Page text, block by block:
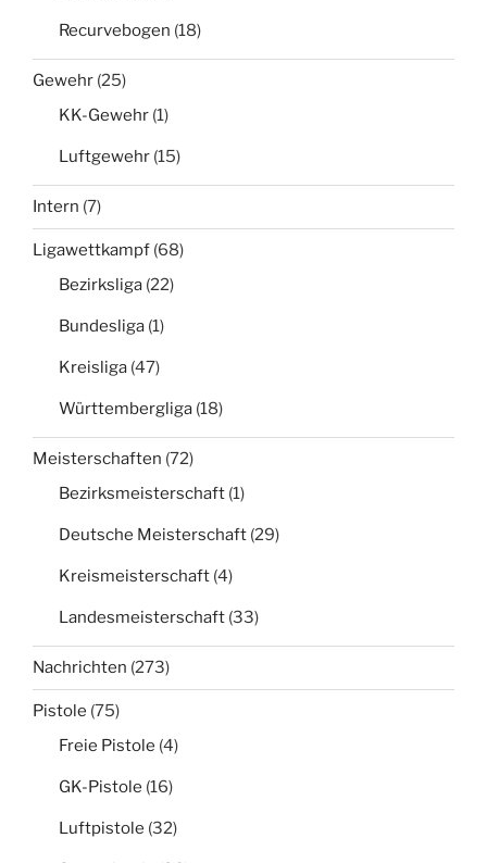
Recurvebogen (18)
Gewehr (25)
KK-Gewehr (1)
Luftgewehr (15)
Intern (7)
Ligawettkampf (68)
Bezirksliga (22)
Bundesliga (1)
Kreisliga (47)
Württembergliga (18)
Meisterschaften (72)
Bezirksmeisterschaft (1)
Deutsche Meisterschaft (29)
Kreismeisterschaft (4)
Landesmeisterschaft (33)
Nachrichten (273)
Pistole (75)
Freie Pistole (4)
GK-Pistole (16)
Luftpistole (32)